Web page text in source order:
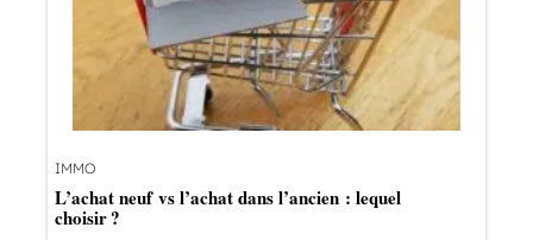
IMMO
L’achat neuf vs l’achat dans l’ancien : lequel
choisir ?